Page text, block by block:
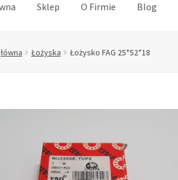
Sklep O Firmie Blog
Łożyska Łożysko FAG 25*52*18